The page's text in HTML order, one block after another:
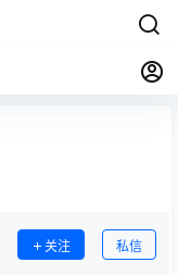
关注 私信